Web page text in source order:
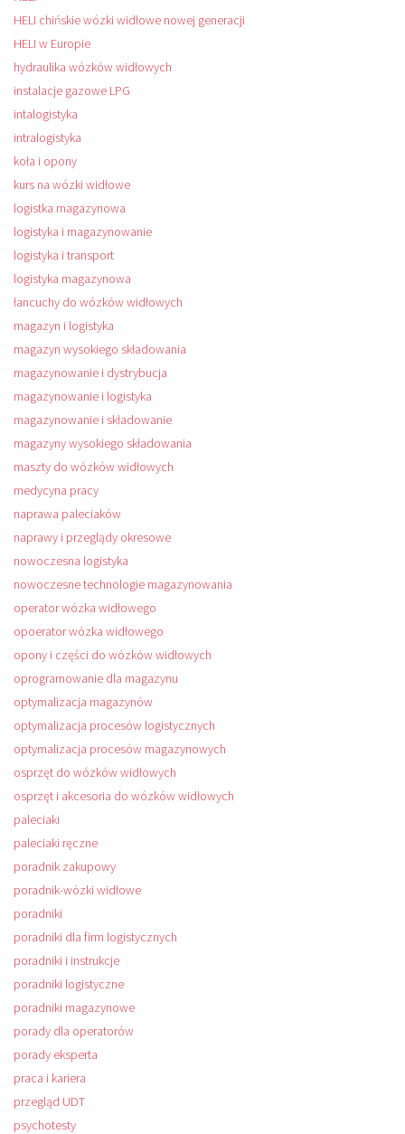
HELI chińskie wózki widłowe nowej generacji
HELI w Europie
hydraulika wózków widłowych
instalacje gazowe LPG
intalogistyka
intralogistyka
koła i opony
kurs na wózki widłowe
logistka magazynowa
logistyka i magazynowanie
logistyka i transport
logistyka magazynowa
łancuchy do wózków widłowych
magazyn i logistyka
magazyn wysokiego składowania
magazynowanie i dystrybucja
magazynowanie i logistyka
magazynowanie i składowanie
magazyny wysokiego składowania
maszty do wózków widłowych
medycyna pracy
naprawa paleciaków
naprawy i przeglądy okresowe
nowoczesna logistyka
nowoczesne technologie magazynowania
operator wózka widłowego
opoerator wózka widłowego
opony i części do wózków widłowych
oprogramowanie dla magazynu
optymalizacja magazynów
optymalizacja procesów logistycznych
optymalizacja procesów magazynowych
osprzęt do wózków widłowych
osprzęt i akcesoria do wózków widłowych
paleciaki
paleciaki ręczne
poradnik zakupowy
poradnik-wózki widłowe
poradniki
poradniki dla firm logistycznych
poradniki i instrukcje
poradniki logistyczne
poradniki magazynowe
porady dla operatorów
porady eksperta
praca i kariera
przegląd UDT
psychotesty